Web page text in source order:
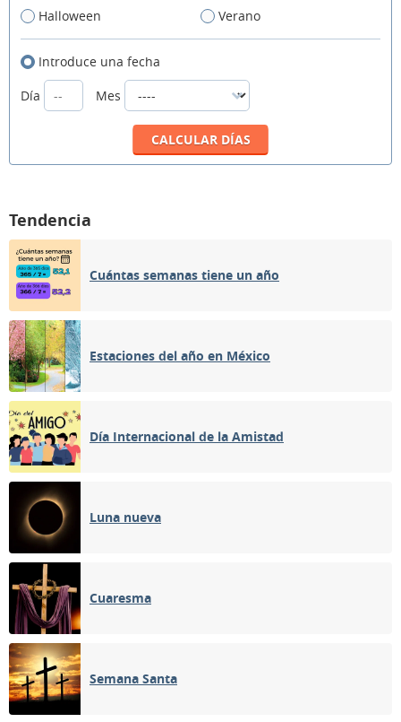
Halloween
Verano
Introduce una fecha
Día
Mes
Tendencia
Cuántas semanas tiene un año
Estaciones del año en México
Día Internacional de la Amistad
Luna nueva
Cuaresma
Semana Santa